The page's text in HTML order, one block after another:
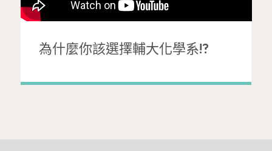
為什麼你該選擇輔大化學系!?